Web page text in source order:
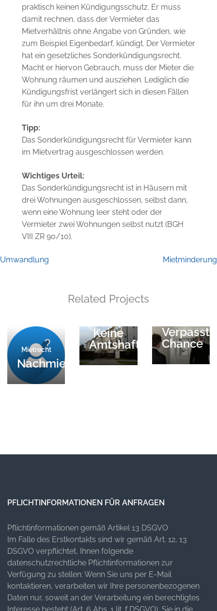
praktisch keinen Kündigungsschutz. Er muss
damit rechnen, dass der Vermieter das
Mietverhältnis ohne Angabe von Gründen, wie
zum Beispiel Eigenbedarf, kündigt. Der Vermieter
hat ein gesetzliches Sonderkündigungsrecht.
Macht er hiervon Gebrauch, muss der Mieter die
Wohnung räumen und ausziehen. Lediglich die
Kündigungsfrist verlängert sich in diesen Fällen
für ihn um drei Monate.
Tipp:
Das Sonderkündigungsrecht für Vermieter kann
im Mietvertrag ausgeschlossen werden.
Wichtiges Urteil:
Das Sonderkündigungsrecht ist in Häusern mit
drei Wohnungen ausgeschlossen, selbst dann,
wenn eine Wohnung leer steht oder der
Vermieter zwei Wohnungen selbst nutzt (BGH
VIII ZR 90/10).
Beitragsnavigation
Umwandlung Mietminderung
Related Projects
Mietrecht
Nachmieter
Keine
Amtshaftung
Verpasste
Chance
PFLICHTINFORMATIONEN FÜR ANFRAGEN
Pflichtinformationen gemäß Artikel 13 DSGVO
Im Falle des Erstkontakts sind wir gemäß Art. 12, 13
DSGVO verpflichtet, Ihnen folgende
datenschutzrechtliche Pflichtinformationen zur
Verfügung zu stellen: Wenn Sie uns per E-Mail
kontaktieren, verarbeiten wir Ihre personenbezogenen
Daten nur, soweit an der Verarbeitung ein berechtigtes